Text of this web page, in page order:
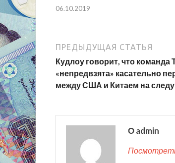
06.10.2019
ПРЕДЫДУЩАЯ СТАТЬЯ
Кудлоу говорит, что команда
«непредвзята» касательно
между США и Китаем на
О admin